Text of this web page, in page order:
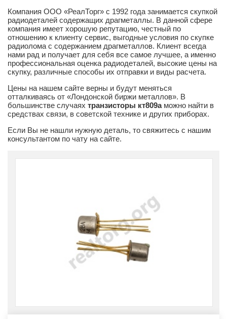
Компания ООО «РеалТорг» с 1992 года занимается скупкой
радиодеталей содержащих драгметаллы. В данной сфере
компания имеет хорошую репутацию, честный по
отношению к клиенту сервис, выгодные условия по скупке
радиолома с содержанием драгметаллов. Клиент всегда
нами рад и получает для себя все самое лучшее, а именно
профессиональная оценка радиодеталей, высокие цены на
скупку, различные способы их отправки и виды расчета.
Цены на нашем сайте верны и будут меняться
отталкиваясь от «Лондонской биржи металлов». В
большинстве случаях транзисторы кт809аможно найти в
средствах связи, в советской технике и других приборах.
Если Вы не нашли нужную деталь, то свяжитесь с нашим
консультантом по чату на сайте.